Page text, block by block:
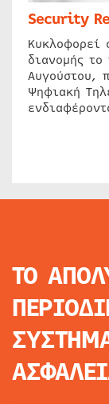
Security
Κυκλοφορεί
διανομής
Αυγούστου,
Ψηφιακή
ΤΟ